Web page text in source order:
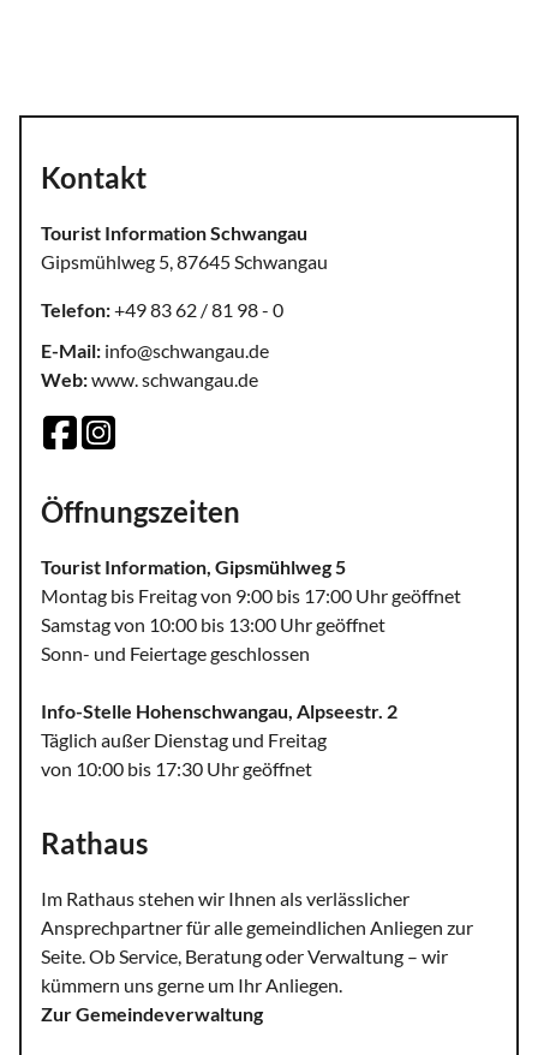
Kontakt
Tourist Information Schwangau
Gipsmühlweg 5, 87645 Schwangau
Telefon:+49 83 62 / 81 98 - 0
E-Mail: info@schwangau.de
Web:www. schwangau.de
Öffnungszeiten
Tourist Information, Gipsmühlweg 5
Montag bis Freitag von 9:00 bis 17:00 Uhr geöffnet
Samstag von 10:00 bis 13:00 Uhr geöffnet
Sonn- und Feiertage geschlossen
Info-Stelle Hohenschwangau, Alpseestr. 2
Täglich außer Dienstag und Freitag
von 10:00 bis 17:30 Uhr geöffnet
Rathaus
Im Rathaus stehen wir Ihnen als verlässlicher
Ansprechpartner für alle gemeindlichen Anliegen zur
Seite. Ob Service, Beratung oder Verwaltung – wir
kümmern uns gerne um Ihr Anliegen.
Zur Gemeindeverwaltung